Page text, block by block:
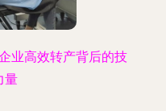
业高效转产背后的技
量